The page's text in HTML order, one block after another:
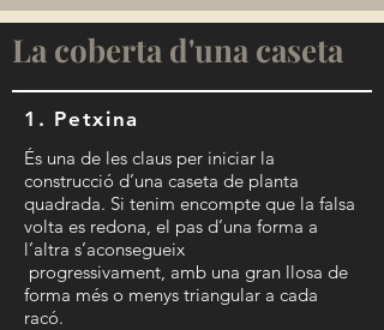
La coberta d'una caseta
1. Petxina
És una de les claus per iniciar la
construcció d’una caseta de planta
quadrada. Si tenim encompte que la falsa
volta es redona, el pas d’una forma a
l’altra s’aconsegueix
progressivament, amb una gran llosa de
forma més o menys triangular a cada
racó.